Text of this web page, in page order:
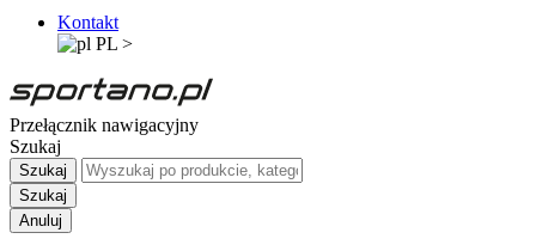
Kontakt
PL >
Przełącznik nawigacyjny
Szukaj
Szukaj
Szukaj
Anuluj